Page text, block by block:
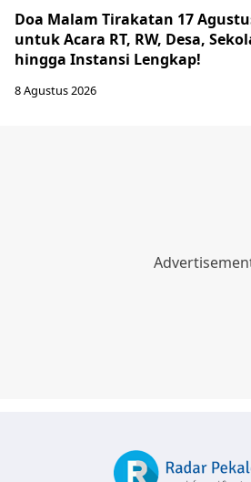
Doa Malam Tirakatan 17
untuk Acara RT, RW, Desa,
hingga Instansi Lengkap!
8 Agustus 2026